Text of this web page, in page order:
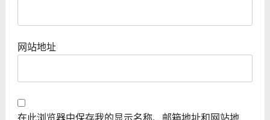
网站地址